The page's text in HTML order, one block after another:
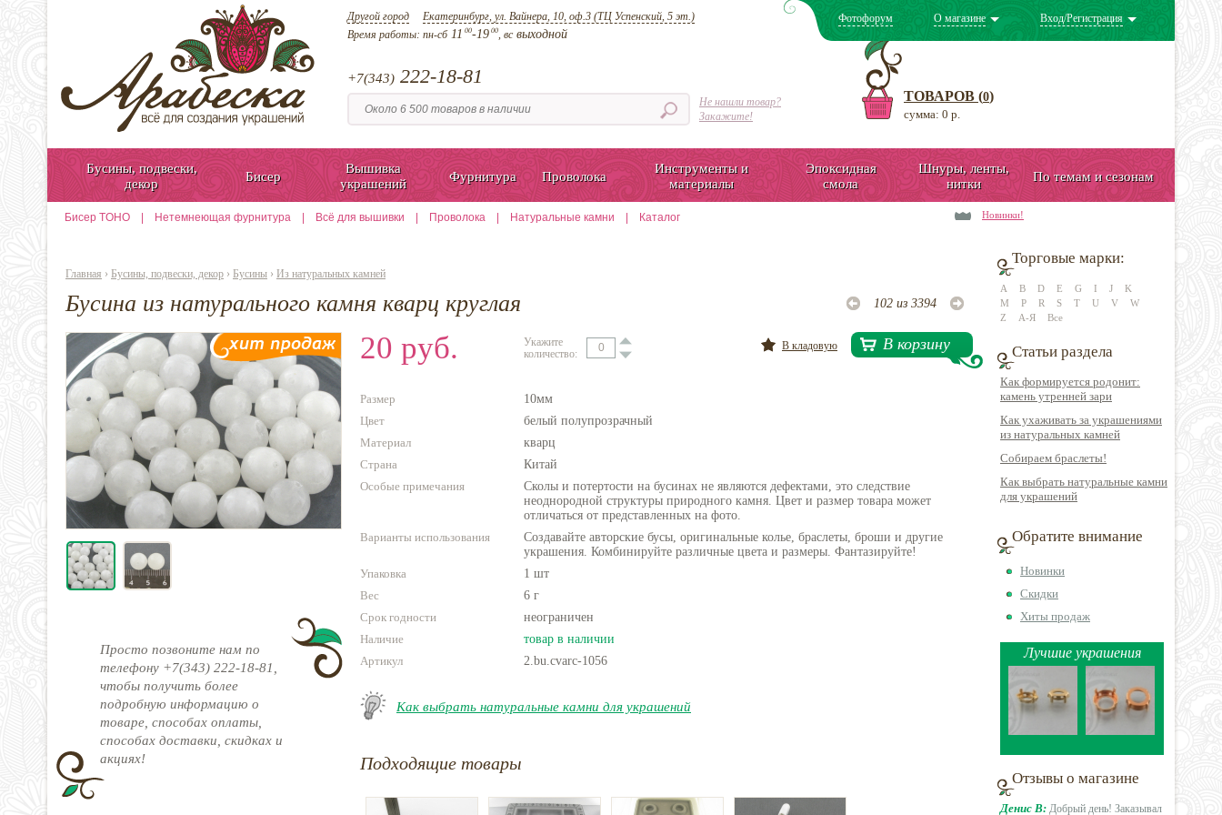
Другой город Екатеринбург, ул. Вайнера, 10, оф.3 (ТЦ Успенский, 5 эт.)
Время работы: пн-сб11 00-19 00, всвыходной
+7(343) 222-18-81
Не нашли товар?
Закажите!
Фотофорум О магазине Вход/Регистрация
ТОВАРОВ (0)
сумма: 0 р.
Бусины, подвески,
декор
Бисер
Вышивка
украшений
Фурнитура Проволока
Инструменты и
материалы
Эпоксидная
смола
Шнуры, ленты,
нитки
По темам и сезонам
Бисер TOHO Нетемнеющая фурнитура Всё для вышивки Проволока Натуральные камни Каталог Новинки!
Главная › Бусины, подвески, декор › Бусины › Из натуральных камней
Бусина из натурального камня кварц круглая 102 из 3394
Просто позвоните нам по
телефону +7(343) 222-18-81,
чтобы получить более
подробную информацию о
товаре, способах оплаты,
способах доставки, скидках и
акциях!
20 руб.
Укажите
количество:
В корзину
В кладовую
Размер
10мм
Цвет
белый полупрозрачный
Материал
кварц
Страна
Китай
Особые примечания
Сколы и потертости на бусинах не являются дефектами, это следствие
неоднородной структуры природного камня. Цвет и размер товара может
отличаться от представленных на фото.
Варианты использования
Создавайте авторские бусы, оригинальные колье, браслеты, броши и другие
украшения. Комбинируйте различные цвета и размеры. Фантазируйте!
Упаковка
1 шт
Вес
6 г
Срок годности
неограничен
Наличие
товар в наличии
Артикул
2.bu.cvarc-1056
Как выбрать натуральные камни для украшений
Подходящие товары
Торговые марки:
A B D E G I J
K
M
P R S T U V
W
Z
А-Я Все
Статьи раздела
Как формируется родонит:
камень утренней зари
Как ухаживать за украшениями
из натуральных камней
Собираем браслеты!
Как выбрать натуральные камни
для украшений
Обратите внимание
Новинки
Скидки
Хиты продаж
Лучшие украшения
Отзывы о магазине
Денис В: Добрый день! Заказывал